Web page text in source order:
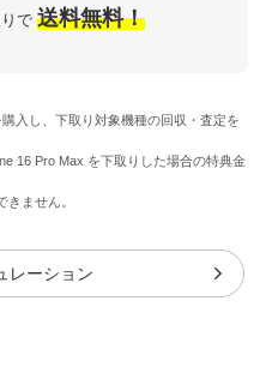
で 送料無料！
入し、下取り対象機種の回収・査定を
16 Pro Max を下取りした場合の特典金
ません。
レーション